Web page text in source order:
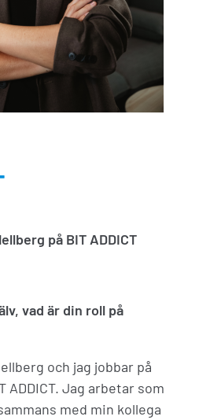
på BIT ADDICT
vad är din roll på
och jag jobbar på
ADDICT. Jag arbetar som
med min kollega